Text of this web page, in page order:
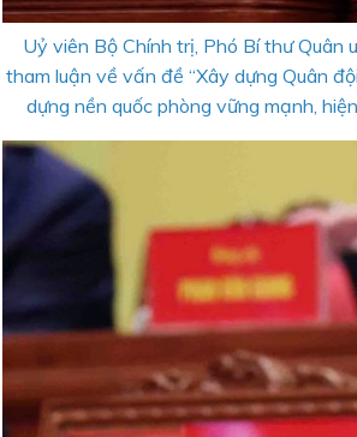
Uỷ viên Bộ Chính trị, Phó Bí thư Quân
tham luận về vấn đề “Xây dựng Quân
dựng nền quốc phòng vững mạnh,